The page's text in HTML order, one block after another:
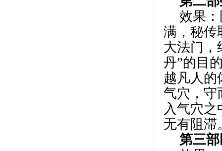
效果
满，秘传
大法门，
丹”的目
越凡人的
气穴，守
入气穴
无有阻滞
第三